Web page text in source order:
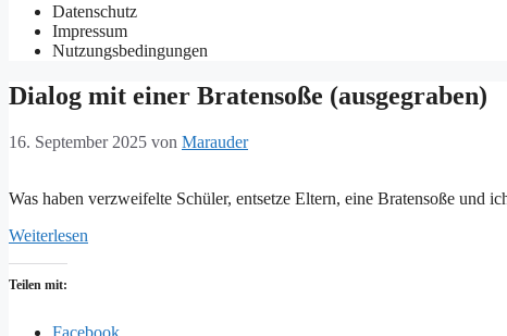
Datenschutz
Impressum
Nutzungsbedingungen
Dialog mit einer Bratensoße (ausgegraben)
16. September 2025 von Marauder
Was haben verzweifelte Schüler, entsetze Eltern, eine Bratensoße und
Weiterlesen
Teilen mit: